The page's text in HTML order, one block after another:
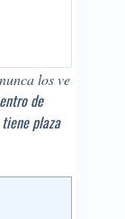
los ve
de
plaza